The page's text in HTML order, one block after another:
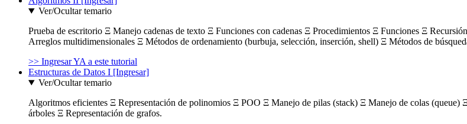
Ver/Ocultar temario
Prueba de escritorio Ξ Manejo cadenas de texto Ξ Funciones con cadenas Ξ Procedimientos Ξ Funciones Ξ
Arreglos multidimensionales Ξ Métodos de ordenamiento (burbuja, selección, inserción, shell) Ξ Métodos de
>> Ingresar YA a este tutorial
Estructuras de Datos I [Ingresar]
Ver/Ocultar temario
Algoritmos eficientes Ξ Representación de polinomios Ξ POO Ξ Manejo de pilas (stack) Ξ Manejo de colas
árboles Ξ Representación de grafos.